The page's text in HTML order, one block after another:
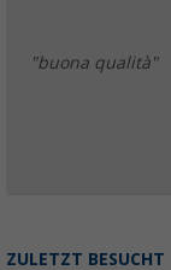
"buona qualità"
ZULETZT BESUCHT